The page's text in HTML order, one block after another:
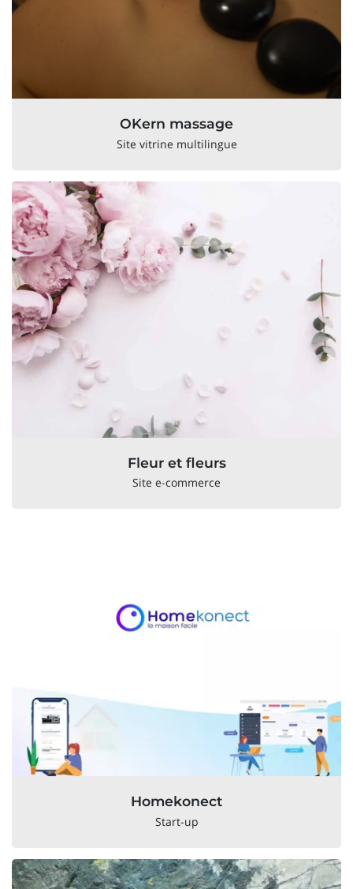
OKern massage
Site vitrine multilingue
Fleur et fleurs
Site e-commerce
Homekonect
Start-up